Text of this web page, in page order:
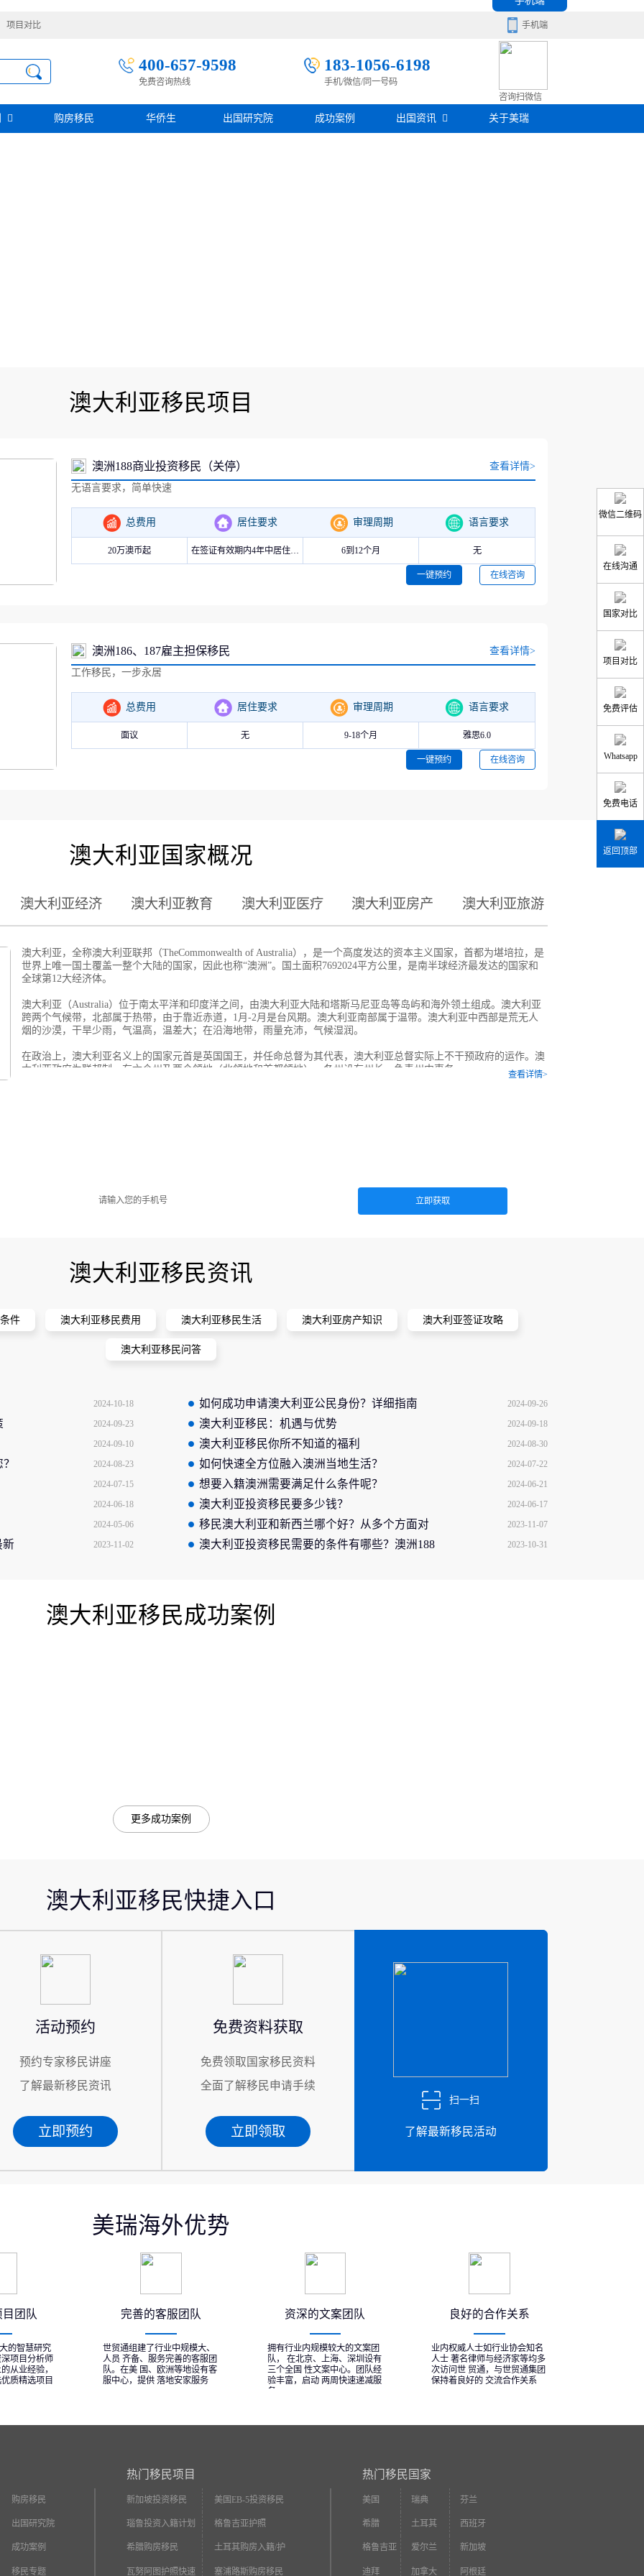
项目对比 手机端
400-657-9598
免费咨询热线
183-1056-6198
手机/微信/同一号码
咨询扫微信
土耳其存款护照
韩国存款投资移民
西班牙非盈利居留
香港优才计划
美国EB1A杰出人才移民
购房移民 华侨生 出国研究院 成功案例 出国资讯
房产知识 关于美瑞
澳大利亚移民项目
澳洲188商业投资移民（关停） 查看详情>
无语言要求，简单快速
总费用 居住要求 审理周期 语言要求
20万澳币起 6到12个月 无
一键预约 在线咨询
澳洲186、187雇主担保移民 查看详情>
工作移民，一步永居
总费用 居住要求 审理周期 语言要求
面议 无 9-18个月 雅思6.0
一键预约 在线咨询
澳大利亚国家概况
澳大利亚经济 澳大利亚教育 澳大利亚医疗 澳大利亚房产 澳大利亚旅游
澳大利亚，全称澳大利亚联邦（TheCommonwealth of Australia），是一个高度发达的资本主义国家，首都为堪培拉，是
世界上唯一国土覆盖一整个大陆的国家，因此也称“澳洲”。国土面积7692024平方公里，是南半球经济最发达的国家和
全球第12大经济体。
澳大利亚（Australia）位于南太平洋和印度洋之间，由澳大利亚大陆和塔斯马尼亚岛等岛屿和海外领土组成。澳大利亚
跨两个气候带，北部属于热带，由于靠近赤道，1月-2月是台风期。澳大利亚南部属于温带。澳大利亚中西部是荒无人
烟的沙漠，干旱少雨，气温高，温差大；在沿海地带，雨量充沛，气候湿润。
在政治上，澳大利亚名义上的国家元首是英国国王，并任命总督为其代表，澳大利亚总督实际上不干预政府的运作。澳
大利亚政府为联邦制，有六个州及两个领地（北领地和首都领地），各州设有州长，负责州内事务。
查看详情>
立即获取
澳大利亚移民资讯
件 澳大利亚移民费用 澳大利亚移民生活 澳大利亚房产知识 澳大利亚签证攻略
澳大利亚移民问答
2024-10-18 如何成功申请澳大利亚公民身份？详细指南 2024-09-26
2024-09-23 澳大利亚移民：机遇与优势
2024-09-18
2024-09-10
澳大利亚移民你所不知道的福利 2024-08-30
2024-08-23 如何快速全方位融入澳洲当地生活？
2024-07-22
2024-07-15
想要入籍澳洲需要满足什么条件呢？
2024-06-21
2024-06-18
澳大利亚投资移民要多少钱？
2024-06-17
2024-05-06
移民澳大利亚和新西兰哪个好？从多个方面对
比这两个国家
2023-11-07
新 2023-11-02
澳大利亚投资移民需要的条件有哪些？澳洲188
2023-10-31
澳大利亚移民成功案例
更多成功案例
澳大利亚移民快捷入口
活动预约
预约专家移民讲座
了解最新移民资讯
立即预约
免费资料获取
免费领取国家移民资料
全面了解移民申请手续
立即领取
扫一扫
了解最新移民活动
美瑞海外优势
团队
的智慧研究
项目分析师
从业经验，
质精选项目
完善的客服团队
世贸通组建了行业中规模大、
人员 齐备、服务完善的客服团
队。在美 国、欧洲等地设有客
服中心，提供 落地安家服务
资深的文案团队
拥有行业内规模较大的文案团
队， 在北京、上海、深圳设有
三个全国 性文案中心。团队经
验丰富，启动 两周快速递减服
务
良好的合作关系
业内权威人士如行业协会知名
人士 著名律师与经济家等均多
次访问世 贸通，与世贸通集团
保持着良好的 交流合作关系
微信二维码
在线沟通
国家对比
项目对比
免费评估
Whatsapp
免费电话
返回顶部
购房移民
出国研究院
成功案例
移民专题
热门移民项目
新加坡投资移民 美国EB-5投资移民
瑙鲁投资入籍计划 格鲁吉亚护照
希腊购房移民 土耳其购房入籍/护
照
瓦努阿图护照快速 塞浦路斯购房移民
热门移民国家
美国 瑞典 芬兰
希腊 土耳其 西班牙
格鲁吉亚 爱尔兰 新加坡
迪拜 加拿大 阿根廷